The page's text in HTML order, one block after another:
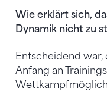
Wie erklärt sich,
Dynamik nicht zu
Entscheidend war,
Anfang an